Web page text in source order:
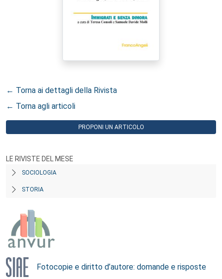
← Torna ai dettagli della Rivista
← Torna agli articoli
PROPONI UN ARTICOLO
LE RIVISTE DEL MESE
SOCIOLOGIA
STORIA
Fotocopie e diritto d’autore: domande e risposte